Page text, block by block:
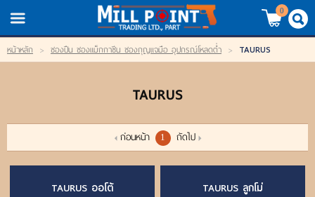
TH/EN
LOGIN REGISTER
My Wishlist
สินค้า
0
หน้าหลัก > ซองปืน ซองแม็กกาซีน ซองกุญแจมือ อุปกรณ์โหลดต่ำ > TAURUS
TAURUS
ก่อนหน้า 1 ถัดไป
TAURUS ออโต้ TAURUS ลูกโม่